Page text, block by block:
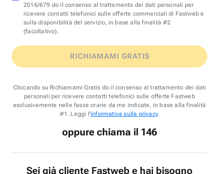
2016/679 do il consenso al trattamento dei dati personali per
ricevere contatti telefonici sulle offerte commerciali di Fastweb e
sulla disponibilità del servizio, in base alla finalità #2
(facoltativo).
RICHIAMAMI GRATIS
Cliccando su Richiamami Gratis do il consenso al trattamento dei dati
personali per ricevere contatti telefonici sulle offerte Fastweb
esclusivamente nelle fasce orarie da me indicate, in base alla finalità
#1. Leggi l'informativa sulla privacy.
oppure chiama il 146
Sei già cliente Fastweb e hai bisogno